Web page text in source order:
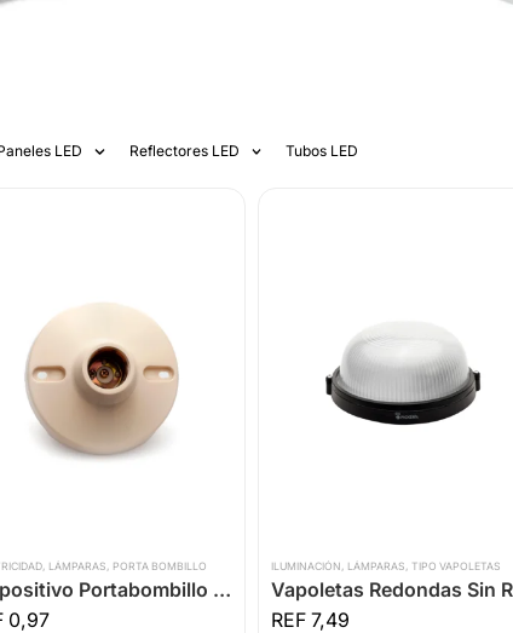
LED Reflectores LED Tubos LED
, LÁMPARAS PORTA BOMBILLO
Dispositivo Portabombillo Tipo Plafón
0,97
ILUMINACIÓN LÁMPARAS TIPO VAPOLETAS
7,49